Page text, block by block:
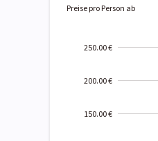
Preise pro Person ab
250.00 €
200.00 €
150.00 €